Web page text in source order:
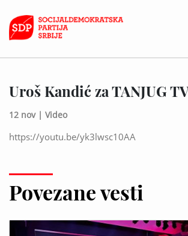
Uroš Kandić za TANJUG
12 nov | Video
https://youtu.be/yk3lwsc10AA
Povezane vesti